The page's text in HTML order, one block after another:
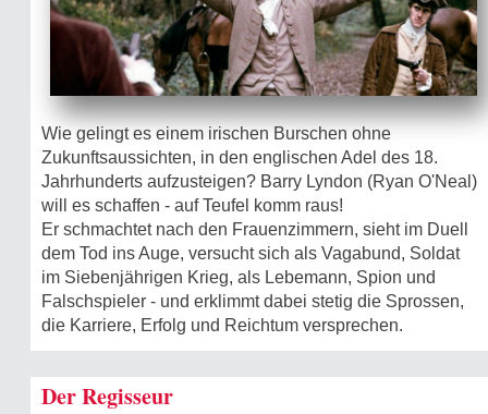
Wie gelingt es einem irischen Burschen ohne
Zukunftsaussichten, in den englischen Adel des 18.
Jahrhunderts aufzusteigen? Barry Lyndon (Ryan O'Neal)
will es schaffen - auf Teufel komm raus!
Er schmachtet nach den Frauenzimmern, sieht im Duell
dem Tod ins Auge, versucht sich als Vagabund, Soldat
im Siebenjährigen Krieg, als Lebemann, Spion und
Falschspieler - und erklimmt dabei stetig die Sprossen,
die Karriere, Erfolg und Reichtum versprechen.
Der Regisseur